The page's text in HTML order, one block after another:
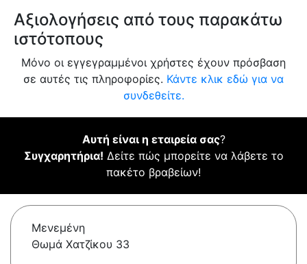
Αξιολογήσεις από τους παρακάτω
ιστότοπους
Μόνο οι εγγεγραμμένοι χρήστες έχουν πρόσβαση
σε αυτές τις πληροφορίες. Κάντε κλικ εδώ για να
συνδεθείτε.
Αυτή είναι η εταιρεία σας?
Συγχαρητήρια! Δείτε πώς μπορείτε να λάβετε το
πακέτο βραβείων!
Μενεμένη
Θωμά Χατζίκου 33